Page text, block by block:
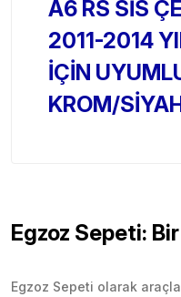
A6 RS SİS
2011-2014
İÇİN
KROM/
Egzoz Sepeti:
Egzoz Sepeti olarak